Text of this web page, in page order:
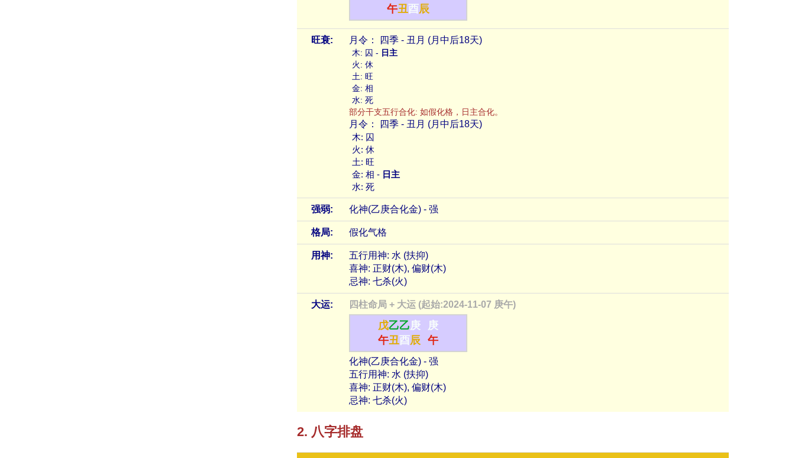
午丑酉辰
旺衰: 月令： 四季 - 丑月 (月中后18天)
木: 囚 - 日主
火: 休
土: 旺
金: 相
水: 死
部分干支五行合化: 如假化格，日主合化。
月令： 四季 - 丑月 (月中后18天)
木: 囚
火: 休
土: 旺
金: 相 - 日主
水: 死
强弱: 化神(乙庚合化金) - 强
格局: 假化气格
用神:
五行用神: 水 (扶抑)
喜神: 正财(木), 偏财(木)
忌神: 七杀(火)
大运: 四柱命局 + 大运 (起始:2024-11-07 庚午)
戊乙乙庚
庚
午丑酉辰 午
化神(乙庚合化金) - 强
五行用神: 水 (扶抑)
喜神: 正财(木), 偏财(木)
忌神: 七杀(火)
2. 八字排盘